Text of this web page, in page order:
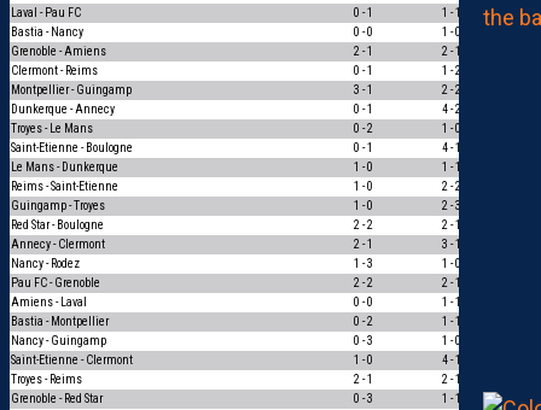
Laval - Pau FC
0 - 1 1 - 1
0
Bastia - Nancy
0 - 0 1 - 0
Grenoble - Amiens
2 - 1 2 - 1
Clermont - Reims
0 - 1 1 - 2
Montpellier - Guingamp
3 - 1 2 - 2
Dunkerque - Annecy
0 - 1 4 - 2
Troyes - Le Mans
0 - 2 1 - 0
Saint-Etienne - Boulogne
0 - 1 4 - 1
Le Mans - Dunkerque
1 - 0 1 - 1
Reims - Saint-Etienne
1 - 0 2 - 2
Guingamp - Troyes
1 - 0 2 - 3
Red Star - Boulogne
2 - 2 2 - 1
Annecy - Clermont
2 - 1 3 - 1
Nancy - Rodez
1 - 3 1 - 0
Pau FC - Grenoble
2 - 2 2 - 1
Amiens - Laval
0 - 0 1 - 1
Bastia - Montpellier
0 - 2 1 - 1
Nancy - Guingamp
0 - 3 1 - 0
Saint-Etienne - Clermont
1 - 0 4 - 1
Troyes - Reims
2 - 1 2 - 1
Grenoble - Red Star
0 - 3 1 - 1
0